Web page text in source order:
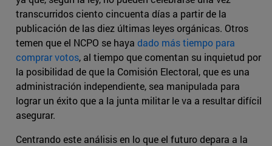
transcurridos ciento cincuenta días a partir de la
publicación de las diez últimas leyes orgánicas. Otros
temen que el NCPO se haya dado más tiempo para
comprar votos, al tiempo que comentan su inquietud por
la posibilidad de que la Comisión Electoral, que es una
administración independiente, sea manipulada para
lograr un éxito que a la junta militar le va a resultar difícil
asegurar.
Centrando este análisis en lo que el futuro depara a la